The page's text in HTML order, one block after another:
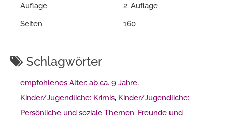
Auflage
2. Auflage
Seiten
160
Schlagwörter
empfohlenes Alter: ab ca. 9 Jahre,
Kinder/Jugendliche: Krimis, Kinder/Jugendliche:
Persönliche und soziale Themen: Freunde und